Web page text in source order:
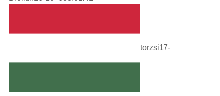
torzsi17-